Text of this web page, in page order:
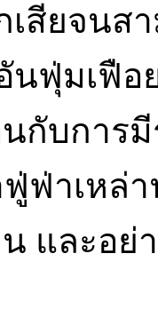
สียจนส
นฟุ่มเฟื
กับการ
ฟ่าเหล่
และอย่